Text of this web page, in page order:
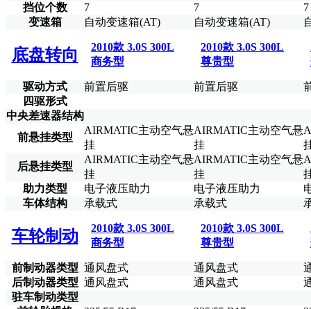
挡位个数
7 7
7
变速箱
自动变速箱(AT) 自动变速箱(AT)
底盘转向
2010款 3.0S 300L
商务型
2010款 3.0S 300L
尊贵型
驱动方式 前置后驱 前置后驱
四驱形式
中央差速器结构
前悬挂类型
AIRMATIC主动空气悬
挂
AIRMATIC主动空气悬
挂
后悬挂类型
AIRMATIC主动空气悬
挂
AIRMATIC主动空气悬
挂
助力类型
电子液压助力 电子液压助力
车体结构
承载式 承载式
车轮制动
2010款 3.0S 300L
商务型
2010款 3.0S 300L
尊贵型
前制动器类型 通风盘式 通风盘式
后制动器类型 通风盘式 通风盘式
驻车制动类型